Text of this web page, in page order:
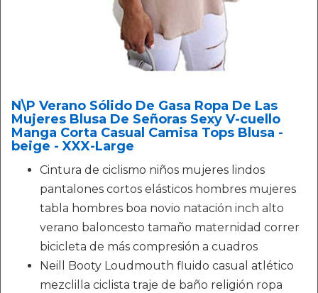
N\P Verano Sólido De Gasa Ropa De Las
Mujeres Blusa De Señoras Sexy V-cuello
Manga Corta Casual Camisa Tops Blusa -
beige - XXX-Large
Cintura de ciclismo niños mujeres lindos
pantalones cortos elásticos hombres mujeres
tabla hombres boa novio natación inch alto
verano baloncesto tamaño maternidad correr
bicicleta de más compresión a cuadros
Neill Booty Loudmouth fluido casual atlético
mezclilla ciclista traje de baño religión ropa